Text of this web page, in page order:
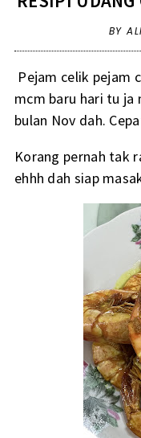
BY
Pejam celik pejam
mcm baru hari tu ja
bulan Nov dah.
Korang pernah tak
ehhh dah siap masak